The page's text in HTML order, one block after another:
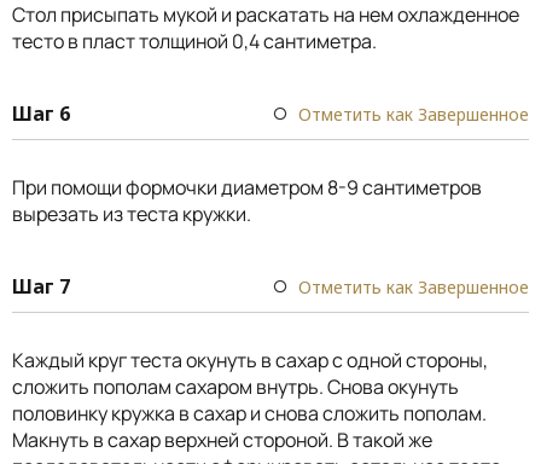
Стол присыпать мукой и раскатать на нем охлажденное
тесто в пласт толщиной 0,4 сантиметра.
Шаг 6 Отметить как Завершенное
При помощи формочки диаметром 8-9 сантиметров
вырезать из теста кружки.
Шаг 7 Отметить как Завершенное
Каждый круг теста окунуть в сахар с одной стороны,
сложить пополам сахаром внутрь. Снова окунуть
половинку кружка в сахар и снова сложить пополам.
Макнуть в сахар верхней стороной. В такой же